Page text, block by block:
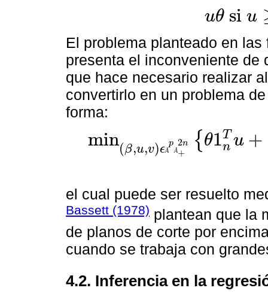
uθ si u
El problema planteado en
presenta el inconveniente de
que hace necesario realizar
convertirlo en un problema
forma:
min(β,u,v)ϵÅ
p
Å
2n
+
{ θ1T
n u +
minβ,u,v ϵÅp θ Tu +1- 1n Tv Xβ+u +v= y
el cual puede ser resuelto
Bassett (1978) plantean que la
de planos de corte por
cuando se trabaja con
4.2. Inferencia en la